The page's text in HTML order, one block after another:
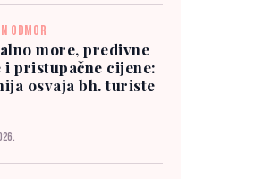
ODMOR
more, predivne
i pristupačne cijene:
osvaja bh. turiste